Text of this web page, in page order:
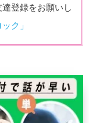
登録をお願いし
ク」